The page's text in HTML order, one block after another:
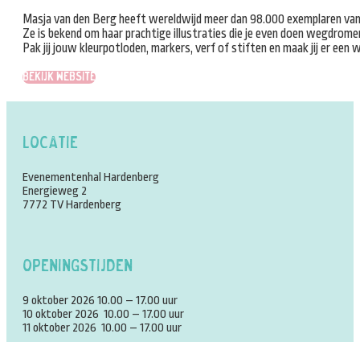
Masja van den Berg heeft wereldwijd meer dan 98.000 exemplaren
Ze is bekend om haar prachtige illustraties die je even doen
Pak jij jouw kleurpotloden, markers, verf of stiften en maak jij er een
Bekijk website
Locatie
Evenementenhal Hardenberg
Energieweg 2
7772 TV Hardenberg
Openingstijden
9 oktober 2026 10.00 – 17.00 uur
10 oktober 2026 10.00 – 17.00 uur
11 oktober 2026 10.00 – 17.00 uur